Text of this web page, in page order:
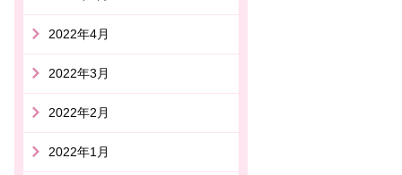
2022年4月
2022年3月
2022年2月
2022年1月